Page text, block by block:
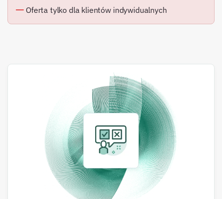
Oferta tylko dla klientów indywidualnych